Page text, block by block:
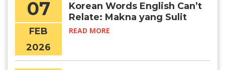
07
FEB
2026
Korean Words English Can’t
Relate: Makna yang Sulit
Diterjemahkan
READ MORE